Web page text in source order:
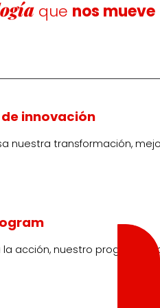
que nos mueve
innovación
nuestra transformación,
la acción, nuestro programa
Club
Tarjeta Oro